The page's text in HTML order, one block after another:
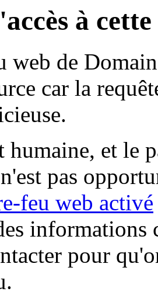
à
web de
car la
humaine, et le
pas
feu web activé
informations
pour